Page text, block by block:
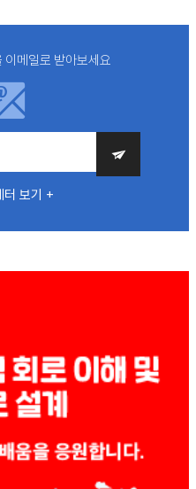
메일로 받아보세요
터 보기 +